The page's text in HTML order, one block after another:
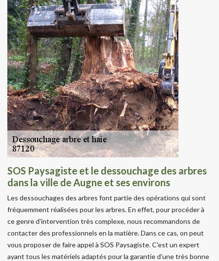
SOS Paysagiste et le dessouchage des arbres
dans la ville de Augne et ses environs
Les dessouchages des arbres font partie des opérations qui sont
fréquemment réalisées pour les arbres. En effet, pour procéder à
ce genre d'intervention très complexe, nous recommandons de
contacter des professionnels en la matière. Dans ce cas, on peut
vous proposer de faire appel à SOS Paysagiste. C'est un expert
ayant tous les matériels adaptés pour la garantie d'une très bonne